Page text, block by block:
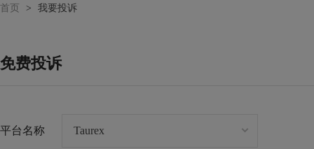
首页 > 我要投诉
免费投诉
平台名称